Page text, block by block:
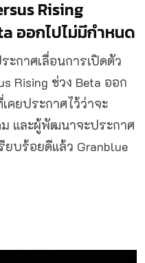
Rising
ออกไปไม่มีกำหนด
ะกาศเลื่อนการเปิดตัว
Rising ช่วง Beta ออก
คยประกาศไว้ว่าจะ
และผู้พัฒนาจะประกาศ
ยบร้อยดีแล้ว Granblue